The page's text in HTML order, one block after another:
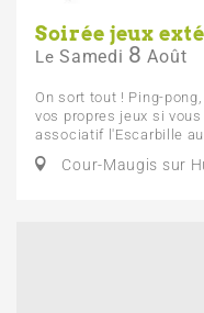
Soirée jeux
Le Samedi 8 Août
On sort tout ! Ping-
vos propres jeux si
associatif l'Escarbille
Cour-Maugis sur